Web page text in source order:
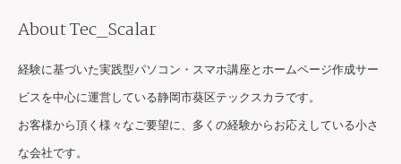
About Tec_Scalar
経験に基づいた実践型パソコン・スマホ講座とホームページ作成サー
ビスを中心に運営している静岡市葵区テックスカラです。
お客様から頂く様々なご要望に、多くの経験からお応えしている小さ
な会社です。